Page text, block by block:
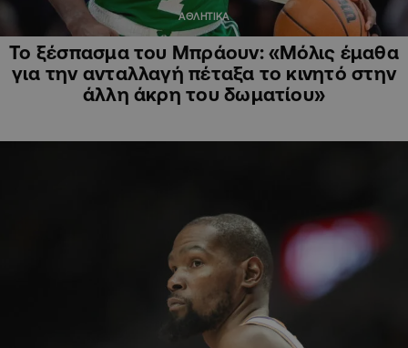
ΑΘΛΗΤΙΚΑ
Το ξέσπασμα του Μπράουν: «Μόλις έμαθα
για την ανταλλαγή πέταξα το κινητό στην
άλλη άκρη του δωματίου»